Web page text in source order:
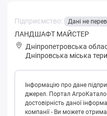
Підприємство: Дані не
ЛАНДШАФТ МАЙСТЕР
Дніпропетровська
Дніпpoвськa міська
Інформацію про дане
джерел. Портал
достовірність даної
компанії - Ви можете